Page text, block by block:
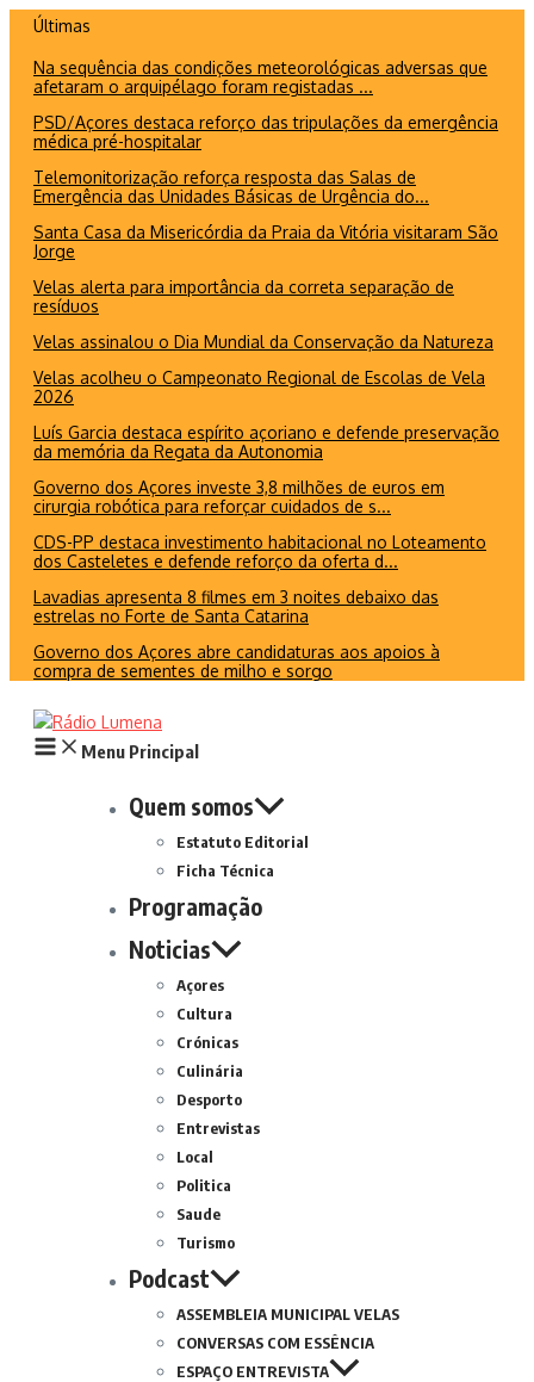
conteúdo
Últimas
Na sequência das condições meteorológicas adversas que
afetaram o arquipélago foram registadas ...
PSD/Açores destaca reforço das tripulações da emergência
médica pré-hospitalar
Telemonitorização reforça resposta das Salas de
Emergência das Unidades Básicas de Urgência do...
Santa Casa da Misericórdia da Praia da Vitória visitaram São
Jorge
Velas alerta para importância da correta separação de
resíduos
Velas assinalou o Dia Mundial da Conservação da Natureza
Velas acolheu o Campeonato Regional de Escolas de Vela
2026
Luís Garcia destaca espírito açoriano e defende preservação
da memória da Regata da Autonomia
Governo dos Açores investe 3,8 milhões de euros em
cirurgia robótica para reforçar cuidados de s...
CDS-PP destaca investimento habitacional no Loteamento
dos Casteletes e defende reforço da oferta d...
Lavadias apresenta 8 filmes em 3 noites debaixo das
estrelas no Forte de Santa Catarina
Governo dos Açores abre candidaturas aos apoios à
compra de sementes de milho e sorgo
Menu Principal
Quem somos
Estatuto Editorial
Ficha Técnica
Programação
Noticias
Açores
Cultura
Crónicas
Culinária
Desporto
Entrevistas
Local
Politica
Saude
Turismo
Podcast
ASSEMBLEIA MUNICIPAL VELAS
CONVERSAS COM ESSÊNCIA
ESPAÇO ENTREVISTA